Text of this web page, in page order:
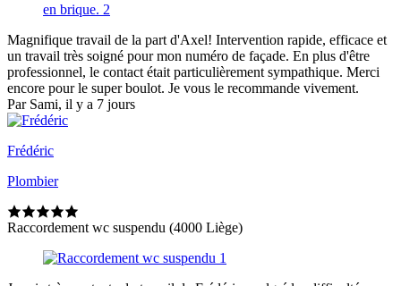
Magnifique travail de la part d'Axel! Intervention rapide, efficace et
un travail très soigné pour mon numéro de façade. En plus d'être
professionnel, le contact était particulièrement sympathique. Merci
encore pour le super boulot. Je vous le recommande vivement.
Par Sami, il y a 7 jours
Frédéric
Plombier
Raccordement wc suspendu (4000 Liège)